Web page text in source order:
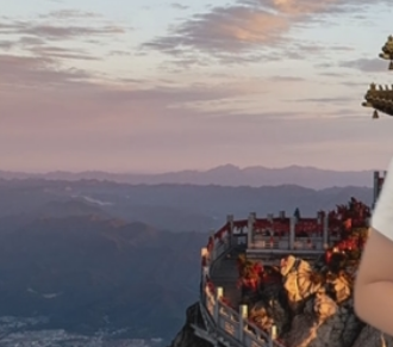
联播+ 天天学习 习式妙语
小央直播 直播中国 VR/AR
蓝海中国 新兵请入列 人生
竞猜 2026年世界杯 2026年冬奥会 CBA
生活体育大会 体育江湖 文
一带一路 央博
会 云顶对话 云起 超级工厂